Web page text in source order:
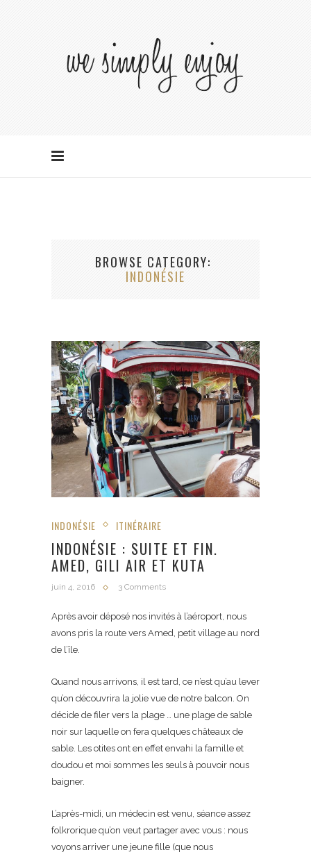
BROWSE CATEGORY
INDONÉSIE
INDONÉSIE ITINÉRAIRE
INDONÉSIE : SUITE ET FIN.
AMED, GILI AIR ET KUTA
juin 4, 2016 3 Comments
Après avoir déposé nos invités à l’aéroport, nous
avons pris la route vers Amed, petit village au nord
de l’île.
Quand nous arrivons, il est tard, ce n’est qu’au lever
qu’on découvrira la jolie vue de notre balcon. On
décide de filer vers la plage … une plage de sable
noir sur laquelle on fera quelques châteaux de
sable. Les otites ont en effet envahi la famille et
doudou et moi sommes les seuls à pouvoir nous
baigner.
L’après-midi, un médecin est venu, séance assez
folkrorique qu’on veut partager avec vous : nous
voyons arriver une jeune fille (que nous